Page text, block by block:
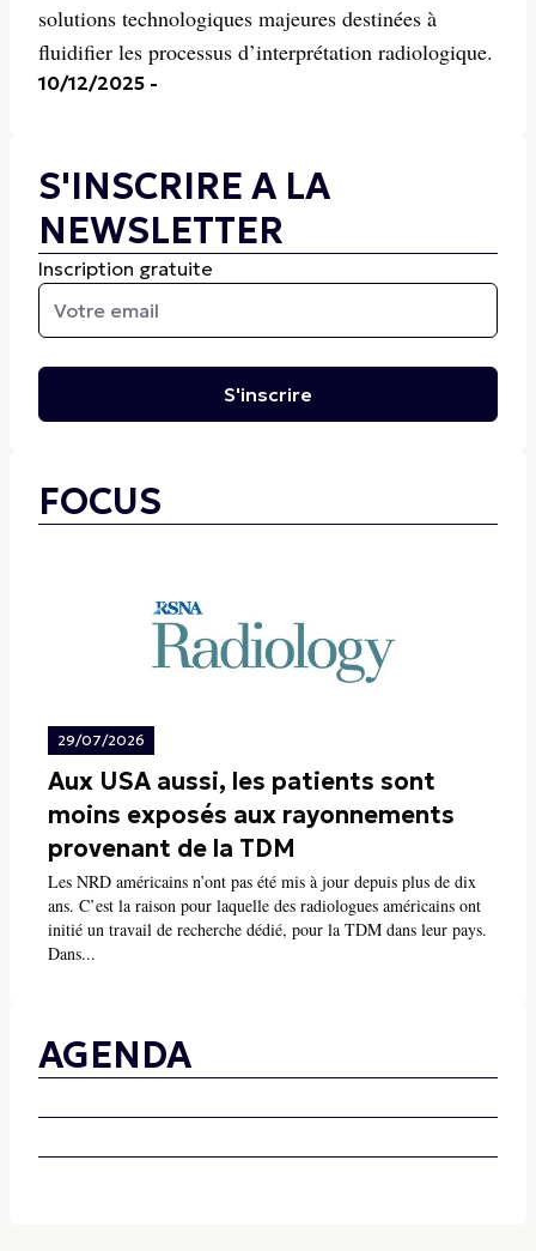
solutions technologiques majeures destinées à
fluidifier les processus d’interprétation radiologique.
10/12/2025 -
S'INSCRIRE A LA
NEWSLETTER
Inscription gratuite
S'inscrire
FOCUS
29/07/2026
Aux USA aussi, les patients sont
moins exposés aux rayonnements
provenant de la TDM
Les NRD américains n’ont pas été mis à jour depuis plus de dix
ans. C’est la raison pour laquelle des radiologues américains ont
initié un travail de recherche dédié, pour la TDM dans leur pays.
Dans...
AGENDA